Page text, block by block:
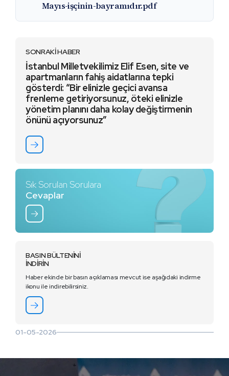
Mayıs-işçinin-bayramıdır.pdf
SONRAKİ HABER
İstanbul Milletvekilimiz Elif Esen, site ve
apartmanların fahiş aidatlarına tepki
gösterdi: “Bir elinizle geçici avansa
frenleme getiriyorsunuz, öteki elinizle
yönetim planını daha kolay değiştirmenin
önünü açıyorsunuz”
Sık Sorulan Sorulara
Cevaplar
BASIN BÜLTENİNİ
İNDİRİN
Haber ekinde bir basın açıklaması mevcut ise aşağıdaki indirme
ikonu ile indirebilirsiniz.
01-05-2026